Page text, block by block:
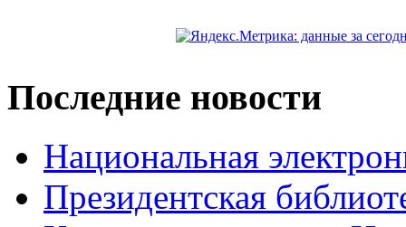
Последние новости
Национальная
Президентская